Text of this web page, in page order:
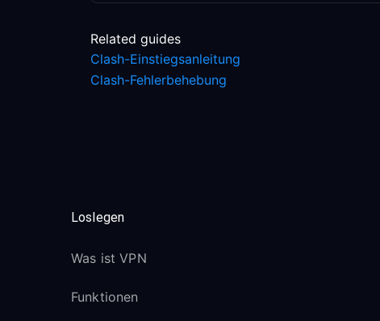
Related guides
Clash-Einstiegsanleitung
Clash-Fehlerbehebung
Loslegen
Was ist VPN
Funktionen